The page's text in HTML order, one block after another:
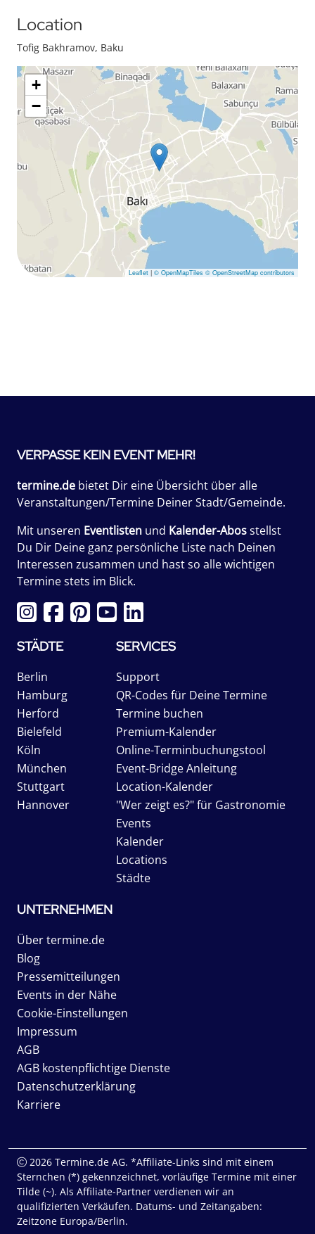
Location
Tofig Bakhramov, Baku
+
−
Leaflet | © OpenMapTiles © OpenStreetMap contributors
VERPASSE KEIN EVENT MEHR!
termine.de bietet Dir eine Übersicht über alle
Veranstaltungen/Termine Deiner Stadt/Gemeinde.
Mit unseren Eventlisten und Kalender-Abosstellst
Du Dir Deine ganz persönliche Liste nach Deinen
Interessen zusammen und hast so alle wichtigen
Termine stets im Blick.
STÄDTE
Berlin
Hamburg
Herford
Bielefeld
Köln
München
Stuttgart
Hannover
SERVICES
Support
QR-Codes für Deine Termine
Termine buchen
Premium-Kalender
Online-Terminbuchungstool
Event-Bridge Anleitung
Location-Kalender
"Wer zeigt es?" für Gastronomie
Events
Kalender
Locations
Städte
UNTERNEHMEN
Über termine.de
Blog
Pressemitteilungen
Events in der Nähe
Cookie-Einstellungen
Impressum
AGB
AGB kostenpflichtige Dienste
Datenschutzerklärung
Karriere
2026 Termine.de AG. *Affiliate-Links sind mit einem
Sternchen (*) gekennzeichnet, vorläufige Termine mit einer
Tilde (~). Als Affiliate-Partner verdienen wir an
qualifizierten Verkäufen. Datums- und Zeitangaben:
Zeitzone Europa/Berlin.